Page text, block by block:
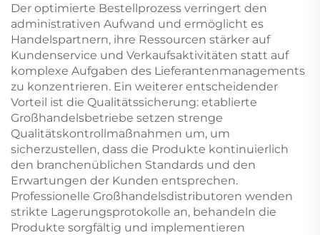
Der optimierte Bestellprozess verringert den
administrativen Aufwand und ermöglicht es
Handelspartnern, ihre Ressourcen stärker auf
Kundenservice und Verkaufsaktivitäten statt auf
komplexe Aufgaben des Lieferantenmanagements
zu konzentrieren. Ein weiterer entscheidender
Vorteil ist die Qualitätssicherung: etablierte
Großhandelsbetriebe setzen strenge
Qualitätskontrollmaßnahmen um, um
sicherzustellen, dass die Produkte kontinuierlich
den branchenüblichen Standards und den
Erwartungen der Kunden entsprechen.
Professionelle Großhandelsdistributoren wenden
strikte Lagerungsprotokolle an, behandeln die
Produkte sorgfältig und implementieren